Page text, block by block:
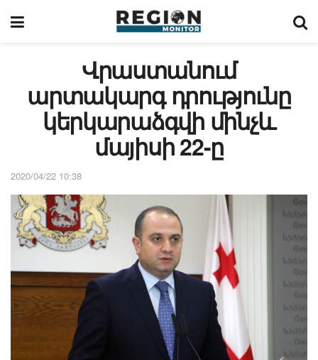
Վրաստանում
արտակարգ դրությունը
կերկարաձգվի մինչև
մայիսի 22-ը
2020/04/22 10:38